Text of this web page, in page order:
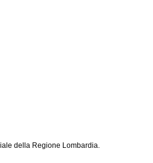
della Regione Lombardia.